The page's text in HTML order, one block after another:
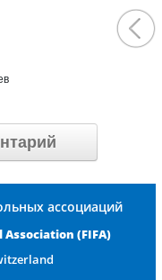
ассоциаций
Association (FIFA)